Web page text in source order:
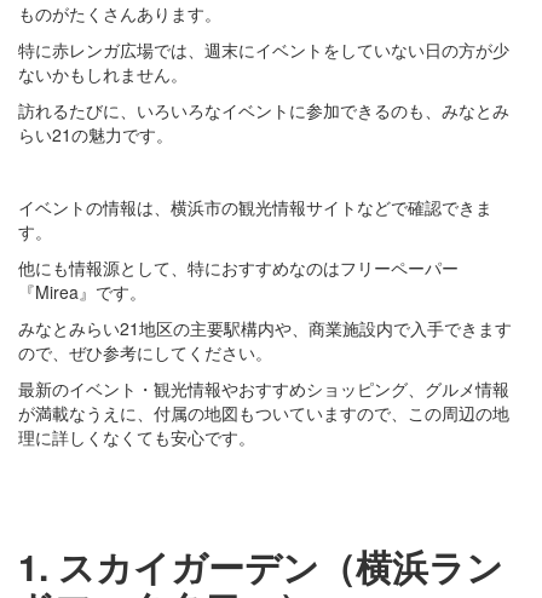
ものがたくさんあります。
特に赤レンガ広場では、週末にイベントをしていない日の方が少
ないかもしれません。
訪れるたびに、いろいろなイベントに参加できるのも、みなとみ
らい21の魅力です。
イベントの情報は、横浜市の観光情報サイトなどで確認できま
す。
他にも情報源として、特におすすめなのはフリーペーパー
『Mirea』です。
みなとみらい21地区の主要駅構内や、商業施設内で入手できます
ので、ぜひ参考にしてください。
最新のイベント・観光情報やおすすめショッピング、グルメ情報
が満載なうえに、付属の地図もついていますので、この周辺の地
理に詳しくなくても安心です。
1. スカイガーデン（横浜ラン